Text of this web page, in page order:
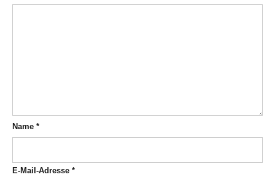
Name *
E-Mail-Adresse *